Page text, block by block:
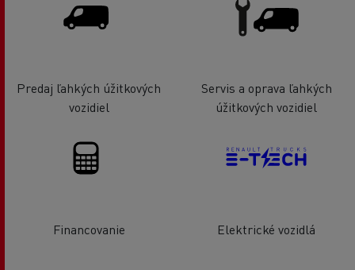
Predaj ľahkých úžitkových
vozidiel
Servis a oprava ľahkých
úžitkových vozidiel
Financovanie Elektrické vozidlá